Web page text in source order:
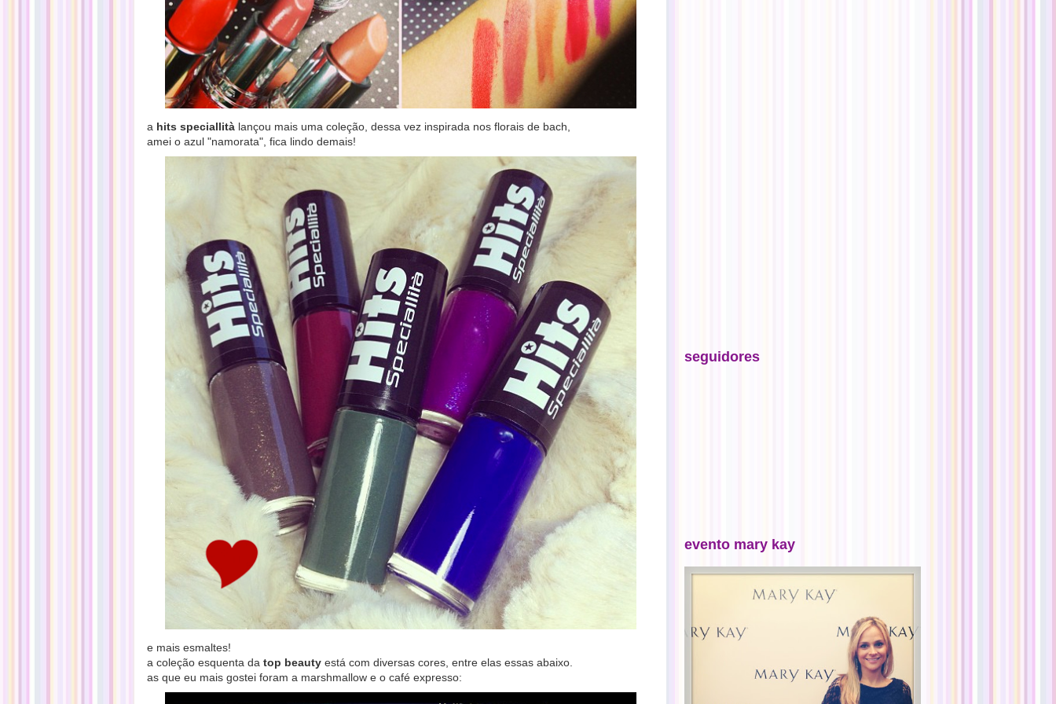
a hits speciallità lançou mais uma coleção, dessa vez inspirada nos florais de bach,
amei o azul "namorata", fica lindo demais!
e mais esmaltes!
a coleção esquenta da top beauty está com diversas cores, entre elas essas abaixo.
as que eu mais gostei foram a marshmallow e o café expresso:
seguidores
evento mary kay